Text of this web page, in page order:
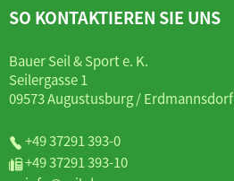
SO KONTAKTIEREN SIE UNS
Bauer Seil & Sport e. K.
Seilergasse 1
09573 Augustusburg / Erdmannsdorf
+49 37291 393-0
+49 37291 393-10